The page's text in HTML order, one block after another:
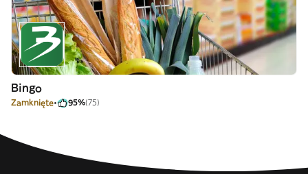
Bingo
Zamknięte 95%(75)